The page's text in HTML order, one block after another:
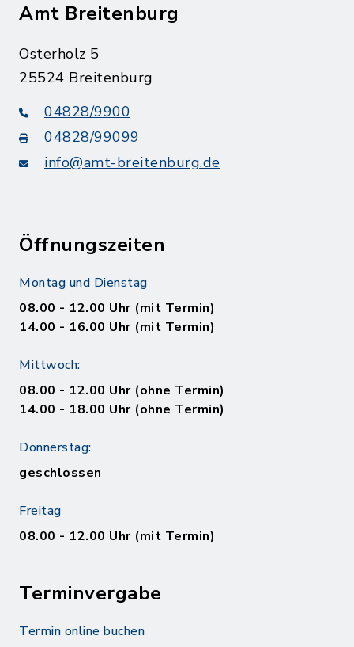
Amt Breitenburg
Osterholz 5
25524 Breitenburg
04828/9900
04828/99099
info@amt-breitenburg.de
Öffnungszeiten
Montag und Dienstag
08.00 - 12.00 Uhr (mit Termin)
14.00 - 16.00 Uhr (mit Termin)
Mittwoch:
08.00 - 12.00 Uhr (ohne Termin)
14.00 - 18.00 Uhr (ohne Termin)
Donnerstag:
geschlossen
Freitag
08.00 - 12.00 Uhr (mit Termin)
Terminvergabe
Termin online buchen